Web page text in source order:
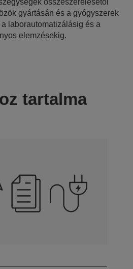
összeszerelésétől
gyártásán és a gyógyszerek
laborautomatizálásig és a
elemzésekig.
tartalma